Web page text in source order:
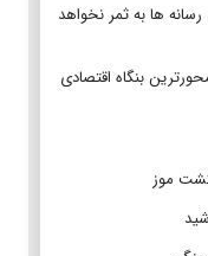
ها به ثمر نخواهد
بنگاه اقتصادی
موز